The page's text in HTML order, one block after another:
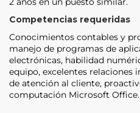
Competencias requeridas
Conocimientos contables y
manejo de programas de
electrónicas, habilidad
equipo, excelentes relaciones
de atención al cliente,
computación Microsoft Office.